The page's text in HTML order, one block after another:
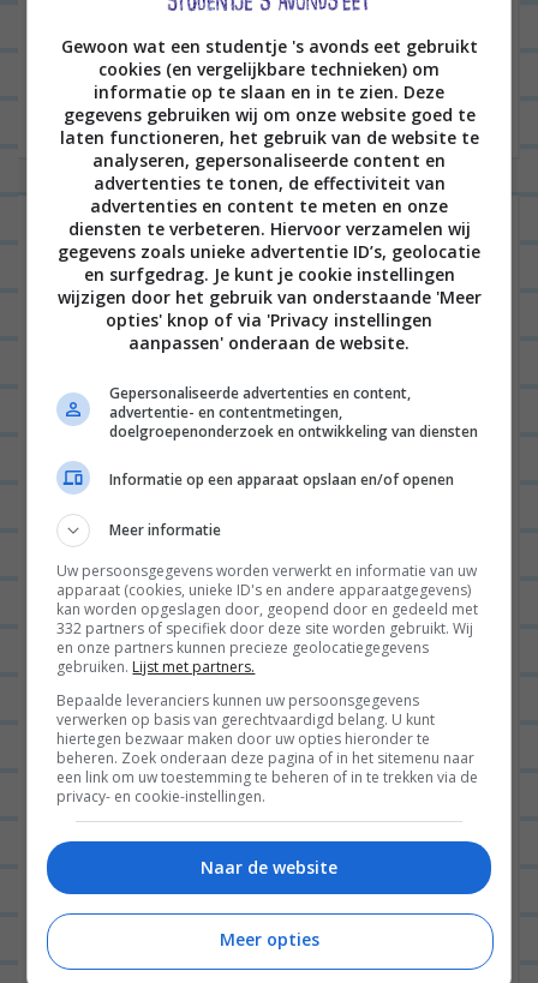
VOLGENDE POST
2 reacties op “Zalm met roomkaas in
bladerdeeg”
MAAIKE 01/02/2022 op 09:40
vraagje, is de zalm niet droog na 25
minuten oven..? Dat moet natuurlijk
om het bladerdeeg te garen, maar ik
of viel dat dus mee?
BEANTWOORDEN
LEONIE 09/02/2022 op 09:27
Nee, maar 25 min is idd wel
de max voor de zalm!
Gelukkig zit er ook die
romige kruidenroomkaas
in, dus dat maakt het prima.
Maar langer dan 25 minuten
moet ‘ie er idd niet in 😀
Gewoon wat een studentje 's avonds eet gebruikt
cookies (en vergelijkbare technieken) om
informatie op te slaan en in te zien. Deze
gegevens gebruiken wij om onze website goed te
laten functioneren, het gebruik van de website te
analyseren, gepersonaliseerde content en
advertenties te tonen, de effectiviteit van
advertenties en content te meten en onze
diensten te verbeteren. Hiervoor verzamelen wij
gegevens zoals unieke advertentie ID’s, geolocatie
en surfgedrag. Je kunt je cookie instellingen
wijzigen door het gebruik van onderstaande 'Meer
opties' knop of via 'Privacy instellingen
aanpassen' onderaan de website.
Gepersonaliseerde advertenties en content,
advertentie- en contentmetingen,
doelgroepenonderzoek en ontwikkeling van diensten
Informatie op een apparaat opslaan en/of openen
Meer informatie
Uw persoonsgegevens worden verwerkt en informatie van uw
apparaat (cookies, unieke ID's en andere apparaatgegevens)
kan worden opgeslagen door, geopend door en gedeeld met
332 partners of specifiek door deze site worden gebruikt. Wij
en onze partners kunnen precieze geolocatiegegevens
gebruiken. Lijst met partners.
Bepaalde leveranciers kunnen uw persoonsgegevens
verwerken op basis van gerechtvaardigd belang. U kunt
hiertegen bezwaar maken door uw opties hieronder te
beheren. Zoek onderaan deze pagina of in het sitemenu naar
een link om uw toestemming te beheren of in te trekken via de
privacy- en cookie-instellingen.
Naar de website
Meer opties